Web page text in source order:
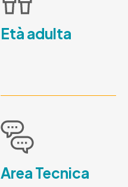
Età adulta
Area Tecnica